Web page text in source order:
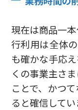
現在は商品一
行利用は全体
も確かな手応
くの事業主さ
ことで、かつ
ると確信してい